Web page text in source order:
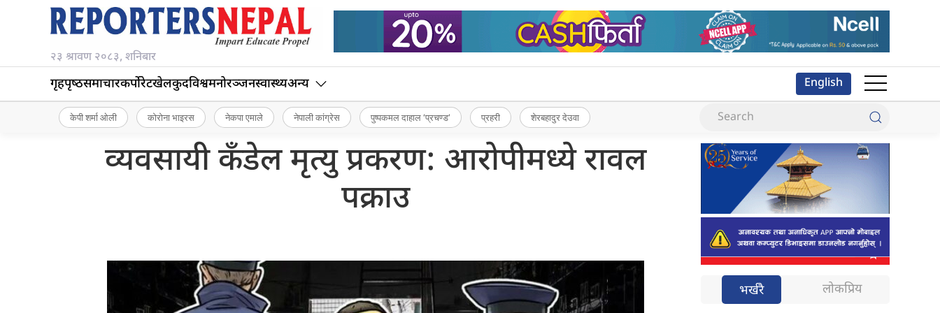
२३ श्रावण २०८३, शनिबार
गृहपृष्‍ठसमाचारकर्पोरेटखेलकुदविश्वमनोरञ्जनस्वास्थ्यअन्य English
केपी शर्मा ओली कोरोना भाइरस नेकपा एमाले नेपाली कांग्रेस पुष्पकमल दाहाल ‘प्रचण्ड’ प्रहरी शेरबहादुर देउवा
व्यवसायी कँडेल मृत्यु प्रकरण: आरोपीमध्ये रावल
पक्राउ
भर्खरै लोकप्रिय